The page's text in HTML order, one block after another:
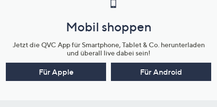
Mobil shoppen
Jetzt die QVC App für Smartphone, Tablet & Co. herunterladen
und überall live dabei sein!
Für Apple Für Android